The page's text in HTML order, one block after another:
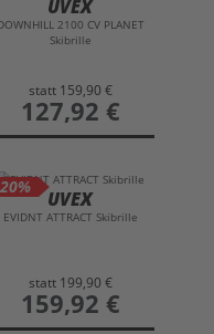
UVEX
2100 CV PLANET
Skibrille
statt 159,90 €
preis
127,92 €
UVEX
EVIDNT ATTRACT Skibrille
statt 199,90 €
preis
159,92 €